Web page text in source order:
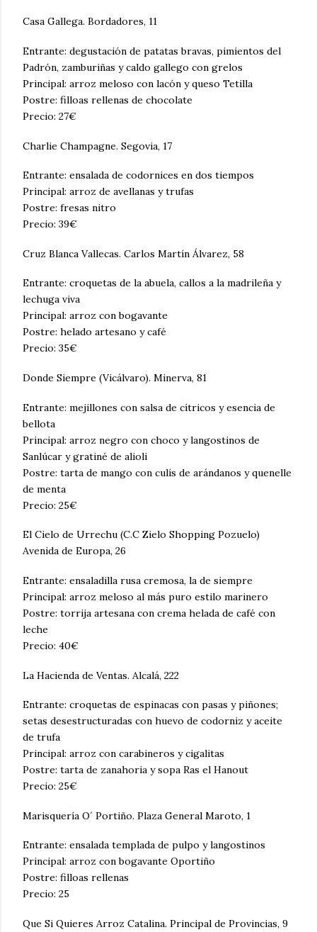
Casa Gallega. Bordadores, 11
Entrante: degustación de patatas bravas, pimientos del
Padrón, zamburiñas y caldo gallego con grelos
Principal: arroz meloso con lacón y queso Tetilla
Postre: filloas rellenas de chocolate
Precio: 27€
Charlie Champagne. Segovia, 17
Entrante: ensalada de codornices en dos tiempos
Principal: arroz de avellanas y trufas
Postre: fresas nitro
Precio: 39€
Cruz Blanca Vallecas. Carlos Martín Álvarez, 58
Entrante: croquetas de la abuela, callos a la madrileña y
lechuga viva
Principal: arroz con bogavante
Postre: helado artesano y café
Precio: 35€
Donde Siempre (Vicálvaro). Minerva, 81
Entrante: mejillones con salsa de cítricos y esencia de
bellota
Principal: arroz negro con choco y langostinos de
Sanlúcar y gratiné de alioli
Postre: tarta de mango con culís de arándanos y quenelle
de menta
Precio: 25€
El Cielo de Urrechu (C.C Zielo Shopping Pozuelo)
Avenida de Europa, 26
Entrante: ensaladilla rusa cremosa, la de siempre
Principal: arroz meloso al más puro estilo marinero
Postre: torrija artesana con crema helada de café con
leche
Precio: 40€
La Hacienda de Ventas. Alcalá, 222
Entrante: croquetas de espinacas con pasas y piñones;
setas desestructuradas con huevo de codorniz y aceite
de trufa
Principal: arroz con carabineros y cigalitas
Postre: tarta de zanahoria y sopa Ras el Hanout
Precio: 25€
Marisquería O´ Portiño. Plaza General Maroto, 1
Entrante: ensalada templada de pulpo y langostinos
Principal: arroz con bogavante Oportiño
Postre: filloas rellenas
Precio: 25
Que Si Quieres Arroz Catalina. Principal de Provincias, 9